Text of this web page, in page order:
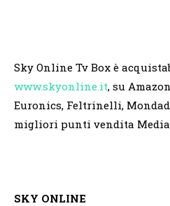
Sky Online Tv Box è
www.skyonline.it, su
Euronics, Feltrinelli,
migliori punti vendita
SKY ONLINE